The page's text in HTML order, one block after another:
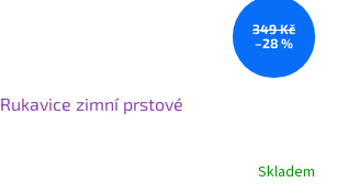
349 Kč
–28 %
Rukavice zimní prstové
Skladem